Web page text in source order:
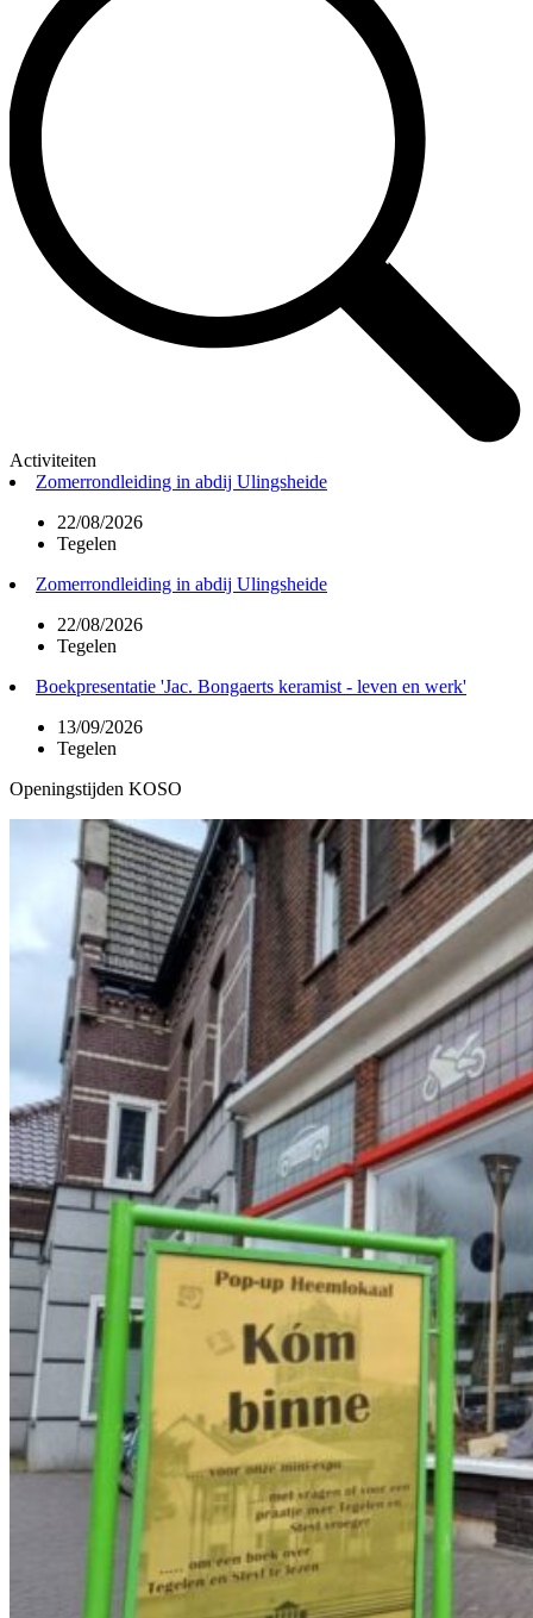
Activiteiten
Zomerrondleiding in abdij Ulingsheide
22/08/2026
Tegelen
Zomerrondleiding in abdij Ulingsheide
22/08/2026
Tegelen
Boekpresentatie 'Jac. Bongaerts keramist - leven en werk'
13/09/2026
Tegelen
Openingstijden KOSO